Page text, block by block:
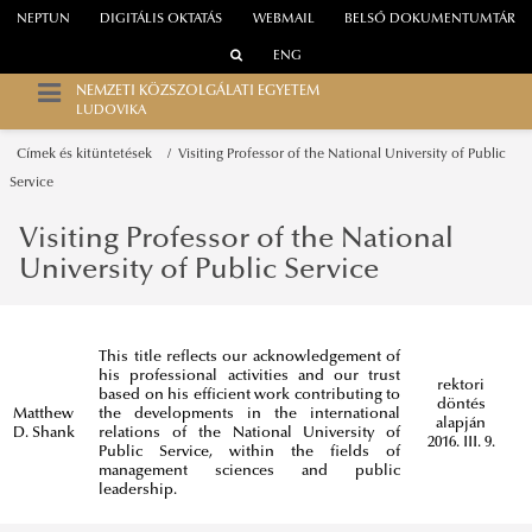
WEBMAIL
NEPTUN DIGITÁLIS OKTATÁS BELSŐ DOKUMENTUMTÁR
ENG
NEMZETI KÖZSZOLGÁLATI EGYETEM
LUDOVIKA
Címek és kitüntetések Visiting Professor of the National University of Public
Service
Visiting Professor of the National
University of Public Service
Matthew
D. Shank
This title reflects our acknowledgement of
his professional activities and our trust
based on his efficient work contributing to
the developments in the international
relations of the National University of
Public Service, within the fields of
management sciences and public
leadership.
rektori
döntés
alapján
2016. III. 9.